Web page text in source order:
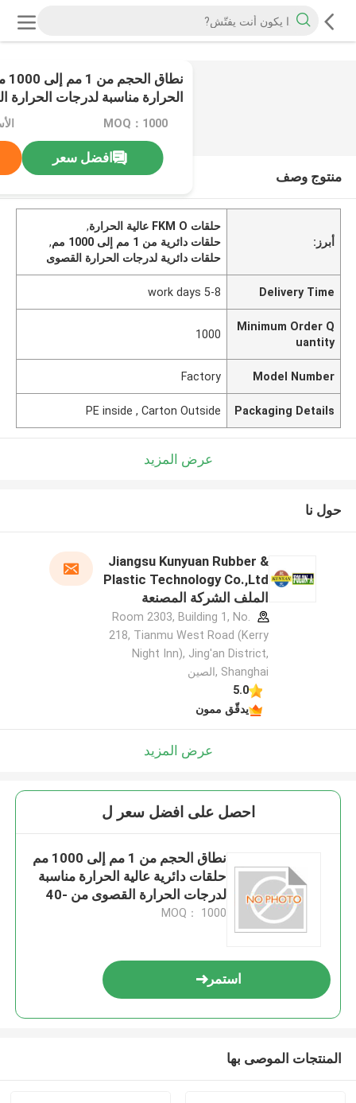
2
/
0
مئوية إلى 280 درجة مئوية توفر حلول إحكام
MOQ：1000
افضل سعر
منتوج وصف
أبرز:
حلقات FKM O عالية الحرارة
,
حلقات دائرية من 1 مم إلى 1000 مم
,
حلقات دائرية لدرجات الحرارة القصوى
Delivery Time
5-8 work days
Minimum Order Q
uantity
1000
Model Number
Factory
Packaging Details
PE inside , Carton Outside
عرض المزيد
حول نا
Jiangsu Kunyuan Rubber &
Plastic Technology Co.,Ltd
الملف الشركة المصنعة
Room 2303, Building 1, No.
218, Tianmu West Road (Kerry
Night Inn), Jing'an District,
Shanghai ,الصين
5.0
يدقّق ممون
عرض المزيد
احصل على افضل سعر ل
نطاق الحجم من 1 مم إلى 1000 مم
حلقات دائرية عالية الحرارة مناسبة
لدرجات الحرارة القصوى من -40
MOQ： 1000
استمر
المنتجات الموصى بها